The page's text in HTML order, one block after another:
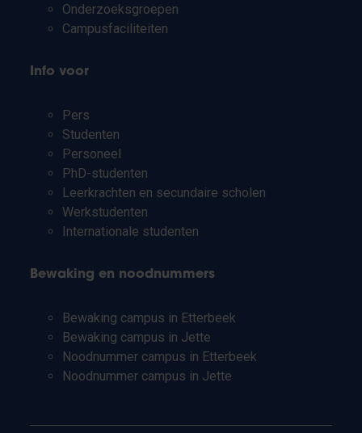
Onderzoeksgroepen
Campusfaciliteiten
Info voor
Pers
Studenten
Personeel
PhD-studenten
Leerkrachten en secundaire scholen
Werkstudenten
Internationale studenten
Bewaking en noodnummers
Bewaking campus in Etterbeek
Bewaking campus in Jette
Noodnummer campus in Etterbeek
Noodnummer campus in Jette